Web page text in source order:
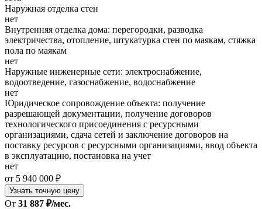
Наружная отделка стен
нет
Внутренняя отделка дома: перегородки, разводка
электричества, отопление, штукатурка стен по маякам, стяжка
пола по маякам
нет
Наружные инженерные сети: электроснабжение,
водоотведение, газоснабжение, водоснабжение
нет
Юридическое сопровождение объекта: получение
разрешающей документации, получение договоров
технологического присоединения с ресурсными
организациями, сдача сетей и заключение договоров на
поставку ресурсов с ресурсными организациями, ввод объекта
в эксплуатацию, постановка на учет
нет
от 5 940 000 ₽
Узнать точную цену
От 31 887 ₽/мес.